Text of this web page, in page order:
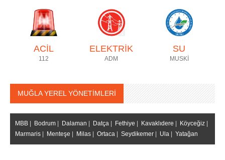
ACİL
112
ELEKTRİK
ADM
SU
MUSKİ
MUĞLA YEREL YÖNETİMLERİ
MBB | Bodrum | Dalaman | Datça | Fethiye | Kavaklıdere | Köyceğiz |
Marmaris | Menteşe | Milas | Ortaca | Seydikemer | Ula | Yatağan